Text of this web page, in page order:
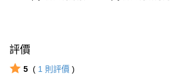
評價
5 ( 1 則評價 )